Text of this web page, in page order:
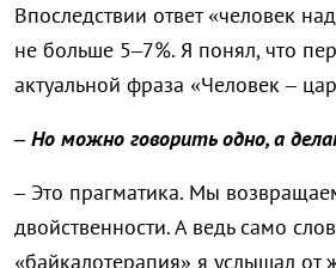
Впоследствии ответ «человек
не больше 5–7%. Я понял, что
актуальной фраза «Человек –
– Но можно говорить одно, а
– Это прагматика. Мы
двойственности. А ведь само
«байкалотерапия» я услышал от